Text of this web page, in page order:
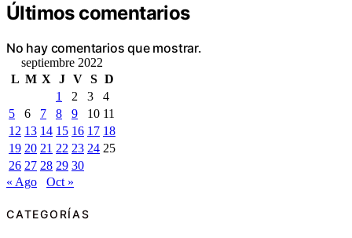
Últimos comentarios
No hay comentarios que mostrar.
septiembre 2022
L M X J V S D
1
2 3
4
5
6 7 8 9 10 11
12 13 14 15 16 17 18
19 20 21 22 23 24 25
26 27 28 29 30
« Ago
Oct »
CATEGORÍAS